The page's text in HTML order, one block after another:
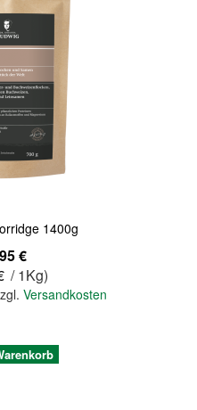
1400g
€
/ 1Kg)
Versandkosten